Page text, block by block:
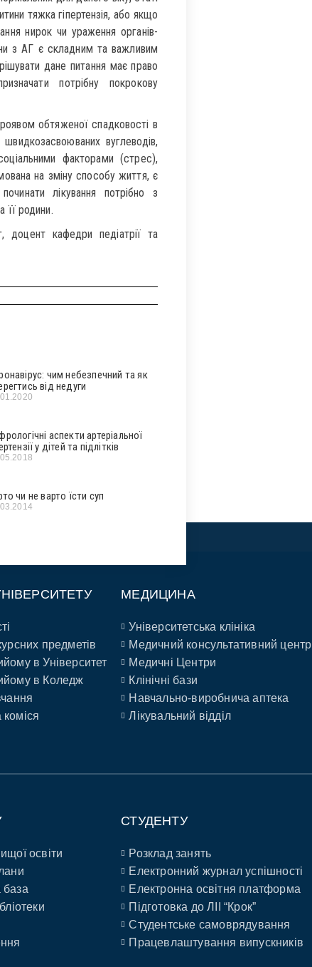
тяжка гіпертензія, або якщо
нирок чи ураження органів-
з АГ є складним та важливим
дане питання має право
потрібну покрокову
обтяженої спадковості в
вуглеводів,
факторами (стрес),
на зміну способу життя, є
лікування потрібно з
її родини.
доцент кафедри педіатрії та
чим небезпечний та як
від недуги
аспекти артеріальної
у дітей та підлітків
чи не варто їсти суп
предметів
в Університет
в Коледж
МЕДИЦИНА
Університетська клініка
Медичний консультативний центр
Медичні Центри
Клінічні бази
Навчально-виробнича аптека
Лікувальний відділ
освіти
СТУДЕНТУ
Розклад занять
Електронний журнал успішності
Електронна освітня платформа
Підготовка до ЛІІ “Крок”
Студентське самоврядування
Працевлаштування випускників